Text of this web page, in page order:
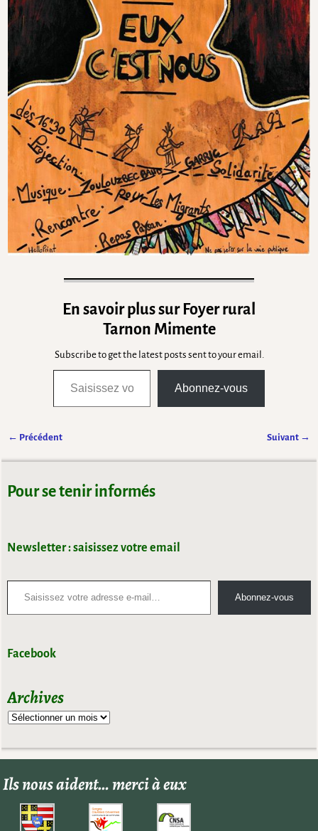
En savoir plus sur Foyer rural
Tarnon Mimente
Subscribe to get the latest posts sent to your email.
Abonnez-vous
← Précédent Suivant →
Pour se tenir informés
Newsletter : saisissez votre email
Abonnez-vous
Facebook
Archives
Ils nous aident… merci à eux